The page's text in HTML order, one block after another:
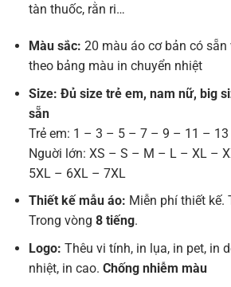
tàn thuốc, rằn ri…
Màu sắc: 20 màu áo cơ bản có
theo bảng màu in chuyển nhiệt
Size: Đủ size trẻ em, nam nữ, big
sẵn
Trẻ em: 1 – 3 – 5 – 7 – 9 – 11 – 13
Nguời lớn: XS – S – M – L – XL –
5XL – 6XL – 7XL
Thiết kế mẫu áo: Miễn phí thiết kế.
Trong vòng 8 tiếng.
Logo: Thêu vi tính, in lụa, in pet, in
nhiệt, in cao. Chống nhiễm màu